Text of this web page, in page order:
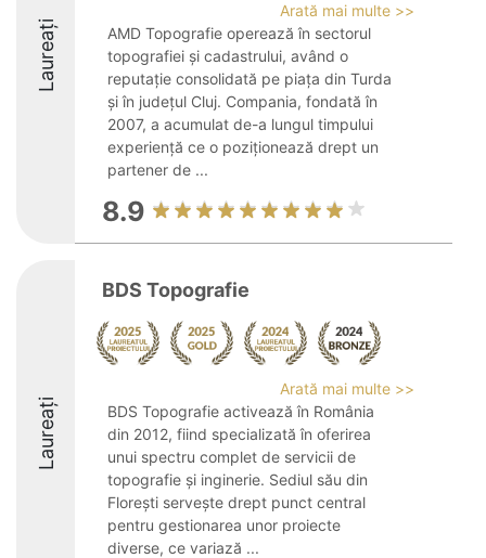
Laureați
Arată mai multe >>
AMD Topografie operează în sectorul
topografiei și cadastrului, având o
reputație consolidată pe piața din Turda
și în județul Cluj. Compania, fondată în
2007, a acumulat de-a lungul timpului
experiență ce o poziționează drept un
partener de ...
8.9
Laureați
BDS Topografie
Arată mai multe >>
BDS Topografie activează în România
din 2012, fiind specializată în oferirea
unui spectru complet de servicii de
topografie și inginerie. Sediul său din
Florești servește drept punct central
pentru gestionarea unor proiecte
diverse, ce variază ...